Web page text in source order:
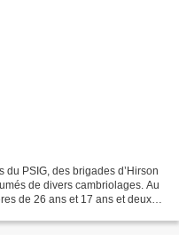
PSIG, des brigades d’Hirson
de divers cambriolages. Au
de 26 ans et 17 ans et deux